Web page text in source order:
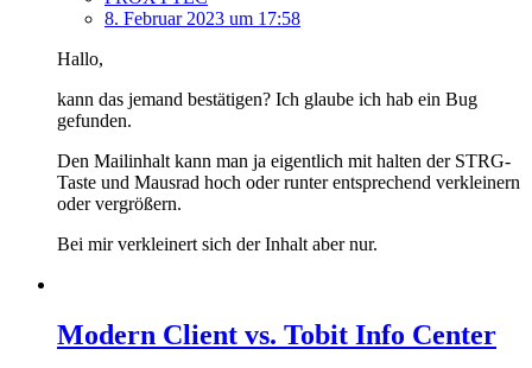
8. Februar 2023 um 17:58
Hallo,
kann das jemand bestätigen? Ich glaube ich hab ein Bug
gefunden.
Den Mailinhalt kann man ja eigentlich mit halten der STRG-
Taste und Mausrad hoch oder runter entsprechend verkleinern
oder vergrößern.
Bei mir verkleinert sich der Inhalt aber nur.
Modern Client vs. Tobit Info Center